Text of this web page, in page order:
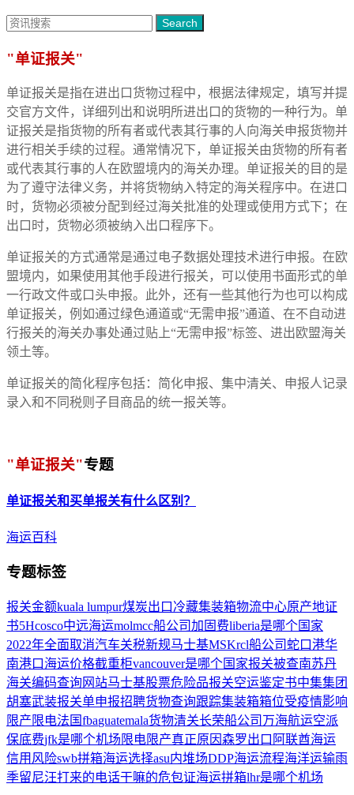
Search
"单证报关"
单证报关是指在进出口货物过程中，根据法律规定，填写并提
交官方文件，详细列出和说明所进出口的货物的一种行为。单
证报关是指货物的所有者或代表其行事的人向海关申报货物并
进行相关手续的过程。通常情况下，单证报关由货物的所有者
或代表其行事的人在欧盟境内的海关办理。单证报关的目的是
为了遵守法律义务，并将货物纳入特定的海关程序中。在进口
时，货物必须被分配到经过海关批准的处理或使用方式下；在
出口时，货物必须被纳入出口程序下。
单证报关的方式通常是通过电子数据处理技术进行申报。在欧
盟境内，如果使用其他手段进行报关，可以使用书面形式的单
一行政文件或口头申报。此外，还有一些其他行为也可以构成
单证报关，例如通过绿色通道或“无需申报”通道、在不自动进
行报关的海关办事处通过贴上“无需申报”标签、进出欧盟海关
领土等。
单证报关的简化程序包括：简化申报、集中清关、申报人记录
录入和不同税则子目商品的统一报关等。
"单证报关"专题
单证报关和买单报关有什么区别？
海运百科
专题标签
报关金额kuala lumpur煤炭出口 冷藏集装箱物流中心原产地证
书5Hcosco中远海运molmcc船公司加固费liberia是哪个国家
2022年全面取消汽车关税新规马士基MSKrcl船公司 蛇口港华
南港口 海运价格截重柜vancouver是哪个国家报关被查南苏丹
海关编码查询网站马士基股票危险品报关空运鉴定书中集集团
胡塞武装报关单申报招聘货物查询跟踪集装箱箱位受疫情影响
限产限电法国fbaguatemala货物清关长荣船公司 万海航运空派
保底费jfk是哪个机场 限电限产真正原因森罗出口阿联酋海运
信用风险swb拼箱海运选择asu内堆场DDP海运流程海洋运输雨
季留尼汪打来的电话干嘛的危包证海运拼箱lhr是哪个机场